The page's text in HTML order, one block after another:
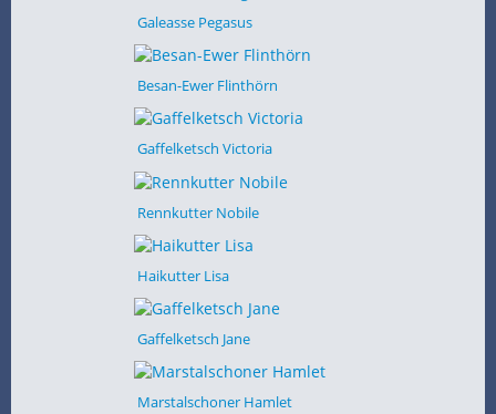
Galeasse Pegasus
Besan-Ewer Flinthörn
Gaffelketsch Victoria
Rennkutter Nobile
Haikutter Lisa
Gaffelketsch Jane
Marstalschoner Hamlet